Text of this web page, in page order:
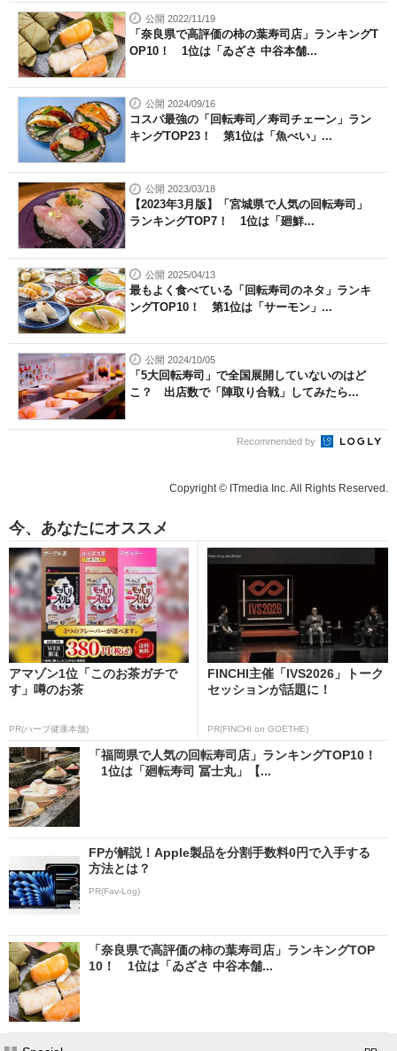
公開 2022/11/19
「奈良県で高評価の柿の葉寿司店」ランキングT
OP10！ 1位は「ゐざさ 中谷本舗...
公開 2024/09/16
コスパ最強の「回転寿司／寿司チェーン」ラン
キングTOP23！ 第1位は「魚べい」...
公開 2023/03/18
【2023年3月版】「宮城県で人気の回転寿司」
ランキングTOP7！ 1位は「廻鮮...
公開 2025/04/13
最もよく食べている「回転寿司のネタ」ランキ
ングTOP10！ 第1位は「サーモン」...
公開 2024/10/05
「5大回転寿司」で全国展開していないのはど
こ？ 出店数で「陣取り合戦」してみたら...
Recommended by
Copyright © ITmedia Inc. All Rights Reserved.
今、あなたにオススメ
アマゾン1位「このお茶ガチで
す」噂のお茶
PR(ハーブ健康本舗)
FINCHI主催「IVS2026」トーク
セッションが話題に！
PR(FINCHI on GOETHE)
「福岡県で人気の回転寿司店」ランキングTOP10！
1位は「廻転寿司 冨士丸」【...
FPが解説！Apple製品を分割手数料0円で入手する
方法とは？
PR(Fav-Log)
「奈良県で高評価の柿の葉寿司店」ランキングTOP
10！ 1位は「ゐざさ 中谷本舗...